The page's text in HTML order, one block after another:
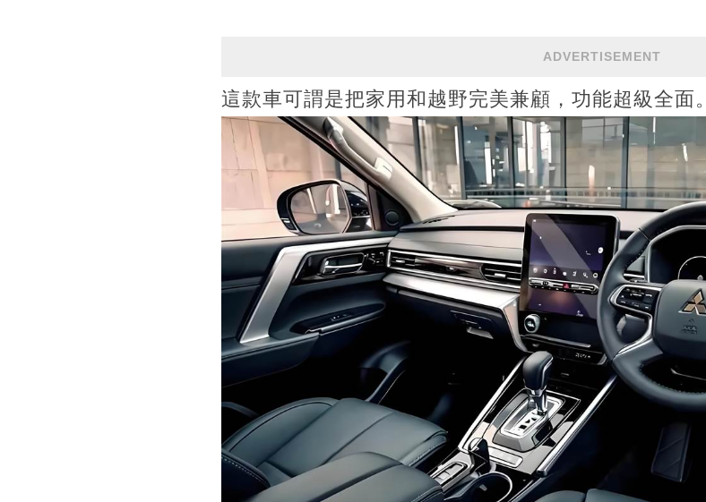
ADVERTISEMENT
這款車可謂是把家用和越野完美兼顧，功能超級全面。